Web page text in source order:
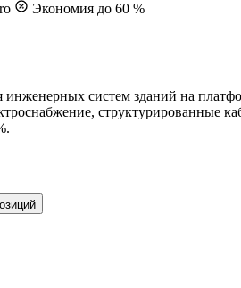
Экономия до 60 %
систем зданий на
структурированные